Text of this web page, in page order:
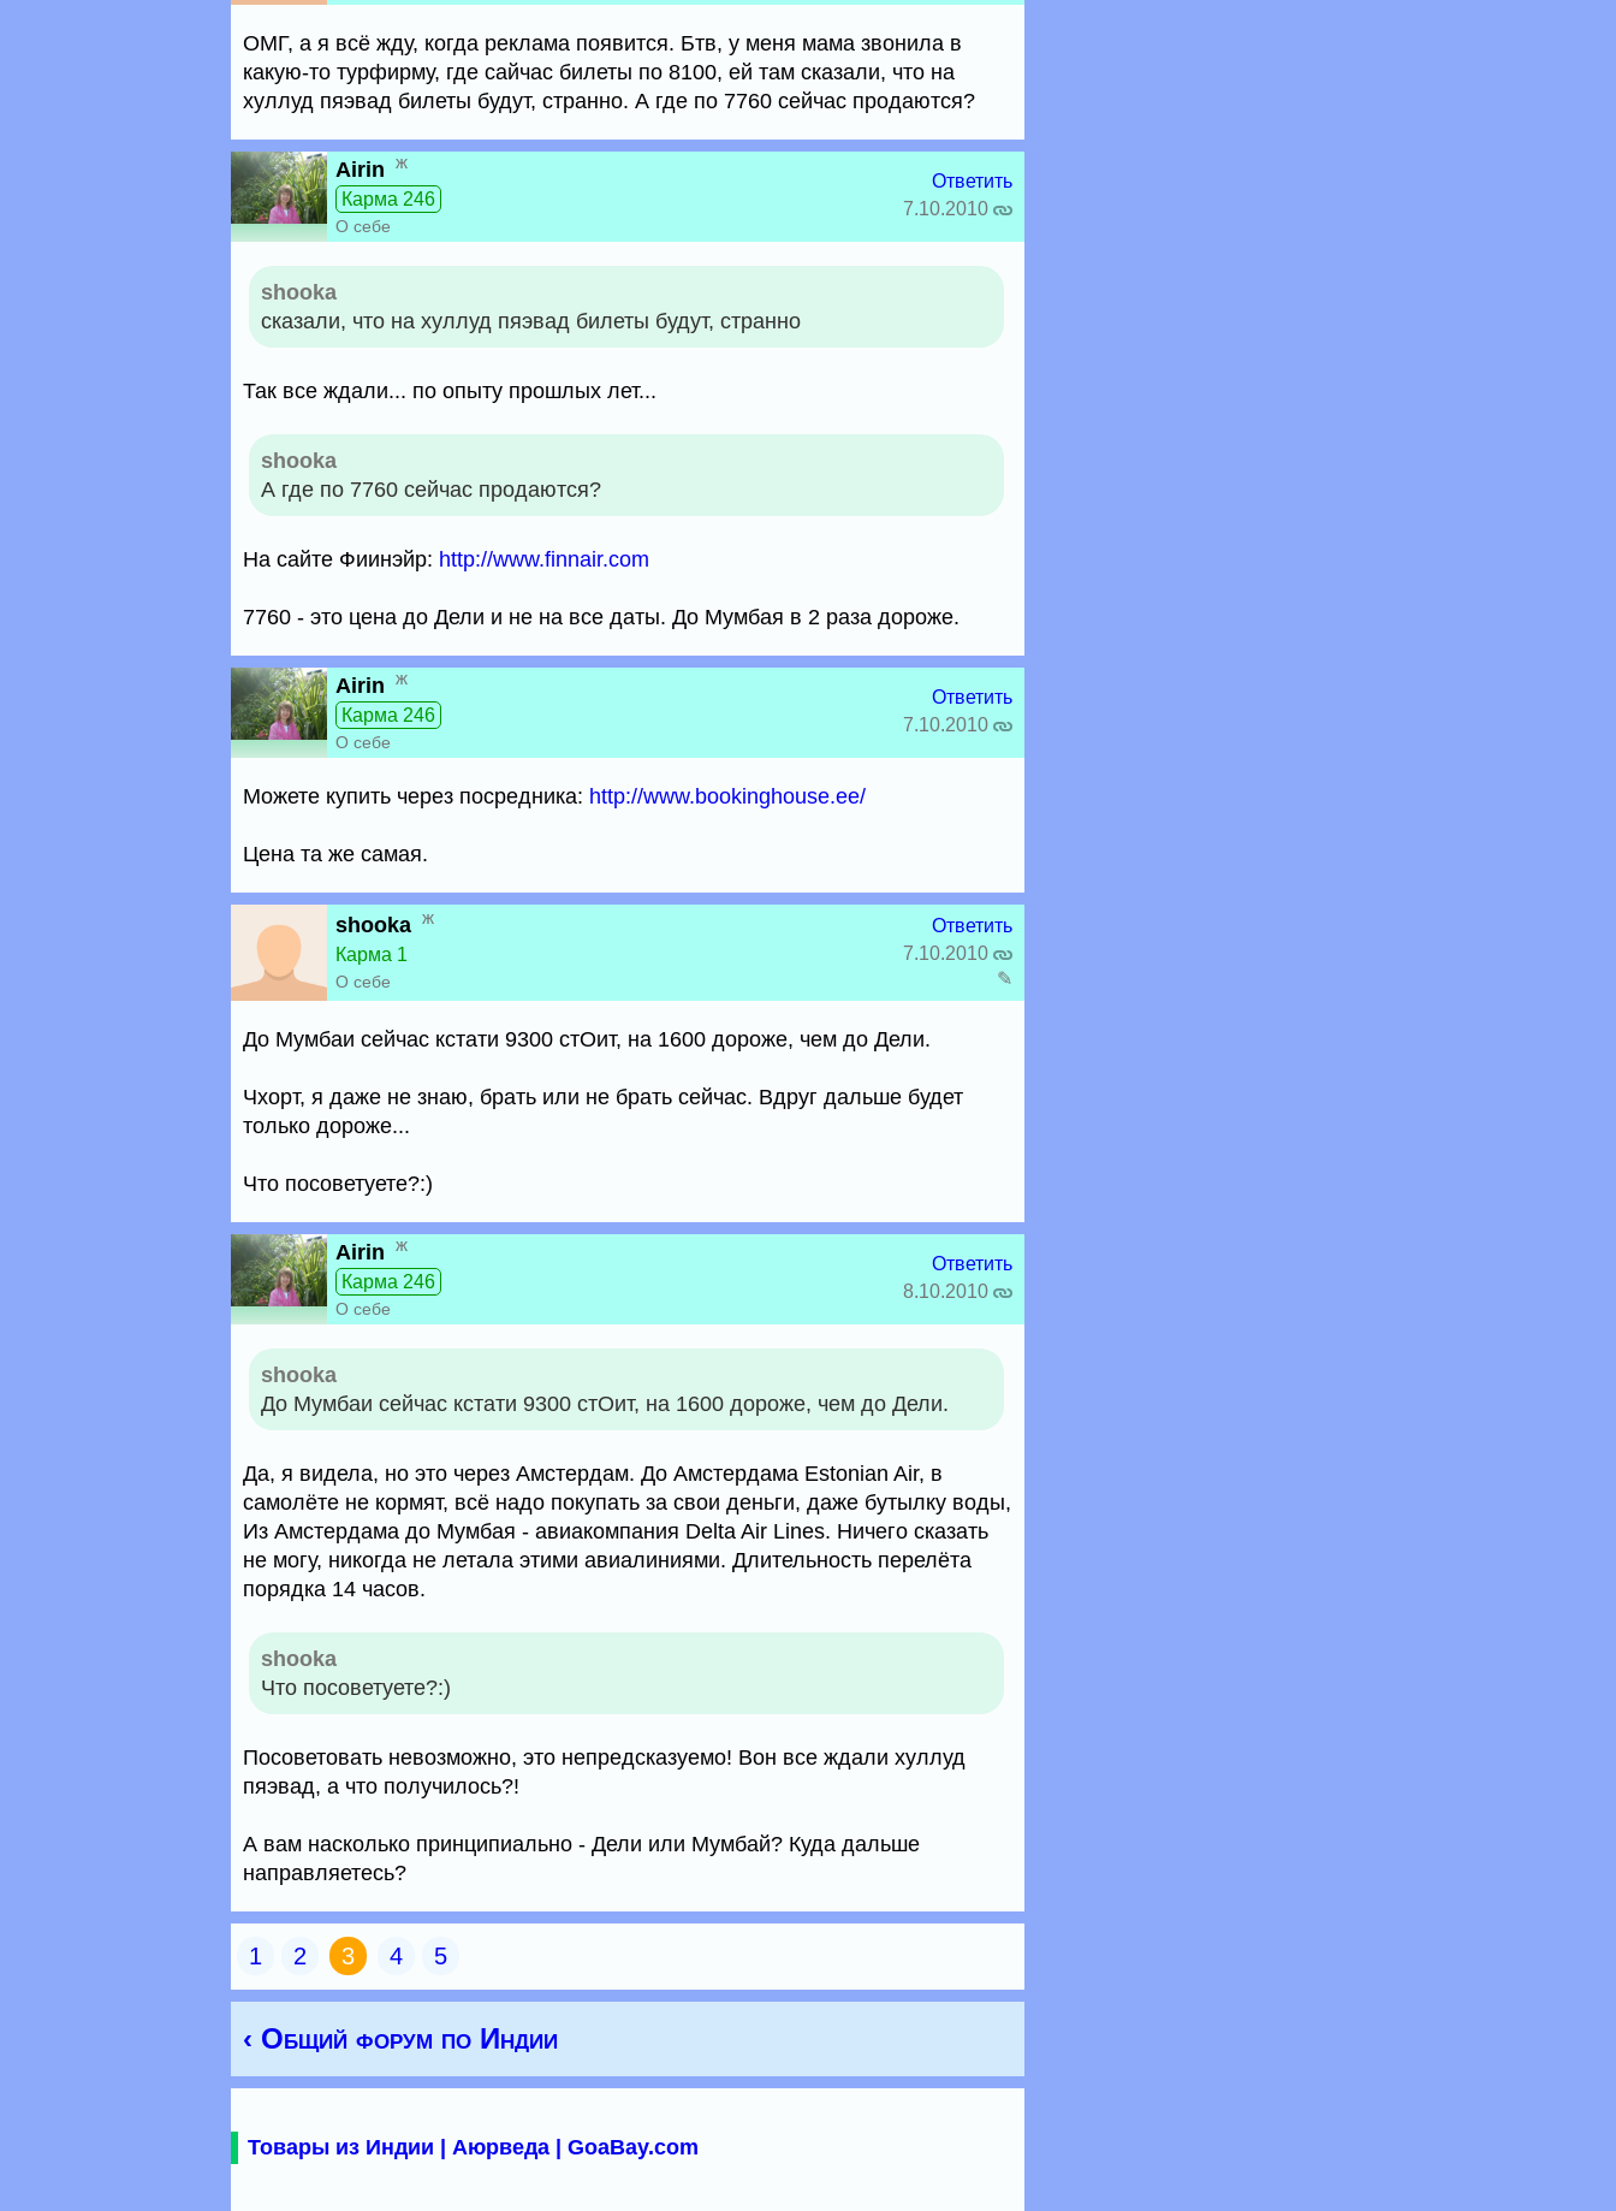
ОМГ, а я всё жду, когда реклама появится. Бтв, у меня мама звонила в
какую-то турфирму, где сайчас билеты по 8100, ей там сказали, что на
хуллуд пяэвад билеты будут, странно. А где по 7760 сейчас продаются?
Airin ж
Карма 246
О себе
Ответить
7.10.2010
shooka
сказали, что на хуллуд пяэвад билеты будут, странно
Так все ждали... по опыту прошлых лет...
shooka
А где по 7760 сейчас продаются?
На сайте Фиинэйр: http://www.finnair.com
7760 - это цена до Дели и не на все даты. До Мумбая в 2 раза дороже.
Airin ж
Карма 246
О себе
Ответить
7.10.2010
Можете купить через посредника: http://www.bookinghouse.ee/
Цена та же самая.
shooka ж
Карма 1
О себе
Ответить
7.10.2010
✎
До Мумбаи сейчас кстати 9300 стОит, на 1600 дороже, чем до Дели.
Чхорт, я даже не знаю, брать или не брать сейчас. Вдруг дальше будет
только дороже...
Что посоветуете?:)
Airin ж
Карма 246
О себе
Ответить
8.10.2010
shooka
До Мумбаи сейчас кстати 9300 стОит, на 1600 дороже, чем до Дели.
Да, я видела, но это через Амстердам. До Амстердама Estonian Air, в
самолёте не кормят, всё надо покупать за свои деньги, даже бутылку воды,
Из Амстердама до Мумбая - авиакомпания Delta Air Lines. Ничего сказать
не могу, никогда не летала этими авиалиниями. Длительность перелёта
порядка 14 часов.
shooka
Что посоветуете?:)
Посоветовать невозможно, это непредсказуемо! Вон все ждали хуллуд
пяэвад, а что получилось?!
А вам насколько принципиально - Дели или Мумбай? Куда дальше
направляетесь?
1 2 3 4 5
‹ Общий форум по Индии
Товары из Индии | Аюрведа | GoaBay.com